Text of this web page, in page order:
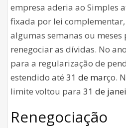
empresa aderia ao Simples
fixada por lei complementar,
algumas semanas ou
renegociar as dívidas. No
para a regularização de
estendido até 31 de março.
limite voltou para 31 de
Renegociação